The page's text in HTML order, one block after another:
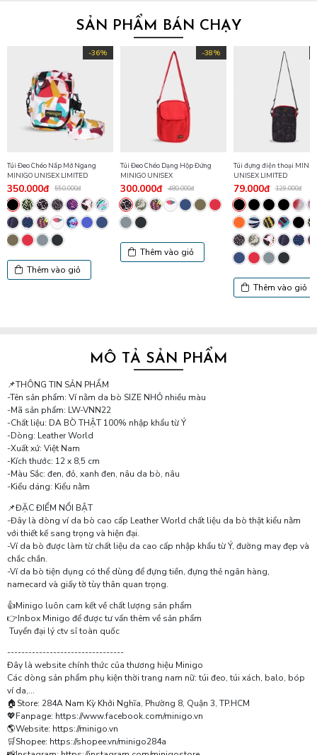
SẢN PHẨM BÁN CHẠY
-36%
Túi Đeo Chéo Nắp Mở Ngang
MINIGO UNISEX LIMITED
350.000đ 550.000đ
Thêm vào giỏ
-38%
Túi Đeo Chéo Dạng Hộp Đứng
MINIGO UNISEX
300.000đ 480.000đ
Thêm vào giỏ
Túi đựng điện thoại
UNISEX LIMITED
79.000đ 129.000đ
Thêm vào giỏ
MÔ TẢ SẢN PHẨM
📌THÔNG TIN SẢN PHẨM
-Tên sản phẩm: Ví nằm da bò SIZE NHỎ nhiều màu
-Mã sản phẩm: LW-VNN22
-Chất liệu: DA BÒ THẬT 100% nhập khẩu từ Ý
-Dòng: Leather World
-Xuất xứ: Việt Nam
-Kích thước: 12 x 8,5 cm
-Màu Sắc: đen, đỏ, xanh đen, nâu da bò, nâu
-Kiểu dáng: Kiểu nằm
📌ĐẶC ĐIỂM NỔI BẬT
-Đây là dòng ví da bò cao cấp Leather World chất liệu da bò thật kiểu nằm
với thiết kế sang trọng và hiện đại.
-Ví da bò được làm từ chất liệu da cao cấp nhập khẩu từ Ý, đường may đẹp và
chắc chắn.
-Ví da bò tiện dụng có thể dùng để đựng tiền, đựng thẻ ngân hàng,
namecard và giấy tờ tùy thân quan trọng.
👍Minigo luôn cam kết về chất lượng sản phẩm
👉Inbox Minigo để được tư vấn thêm về sản phẩm
Tuyển đại lý ctv sỉ toàn quốc
---------------------------------
Đây là website chính thức của thương hiệu Minigo
Các dòng sản phẩm phụ kiện thời trang nam nữ: túi đeo, túi xách, balo, bóp
ví da,...
🏠Store: 284A Nam Kỳ Khởi Nghĩa, Phường 8, Quận 3, TP.HCM
💖Fanpage: https://www.facebook.com/minigo.vn
🌎Website: https://minigo.vn
🛒Shopee: https://shopee.vn/minigo284a